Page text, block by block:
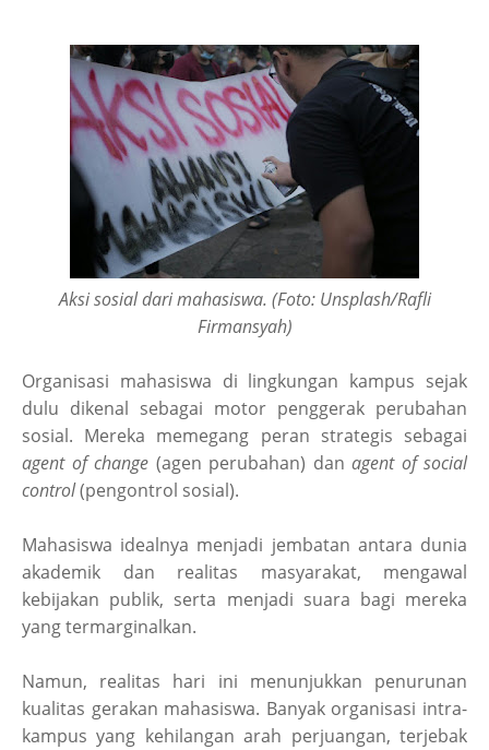
Aksi sosial dari mahasiswa. (Foto: Unsplash/Rafli
Firmansyah)
Organisasi mahasiswa di lingkungan kampus sejak
dulu dikenal sebagai motor penggerak perubahan
sosial. Mereka memegang peran strategis sebagai
agent of change (agen perubahan) dan agent of social
control(pengontrol sosial).
Mahasiswa idealnya menjadi jembatan antara dunia
akademik dan realitas masyarakat, mengawal
kebijakan publik, serta menjadi suara bagi mereka
yang termarginalkan.
Namun, realitas hari ini menunjukkan penurunan
kualitas gerakan mahasiswa. Banyak organisasi intra-
kampus yang kehilangan arah perjuangan, terjebak